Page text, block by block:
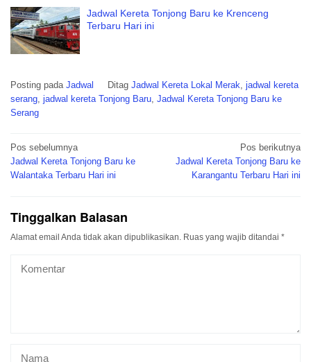
Jadwal Kereta Tonjong Baru ke Krenceng
Terbaru Hari ini
Posting pada Jadwal Ditag Jadwal Kereta Lokal Merak jadwal kereta
serang jadwal kereta Tonjong Baru Jadwal Kereta Tonjong Baru ke
Serang
Navigasi
pos
Pos sebelumnya
Jadwal Kereta Tonjong Baru ke
Walantaka Terbaru Hari ini
Pos berikutnya
Jadwal Kereta Tonjong Baru ke
Karangantu Terbaru Hari ini
Tinggalkan Balasan
Alamat email Anda tidak akan dipublikasikan. Ruas yang wajib ditandai *